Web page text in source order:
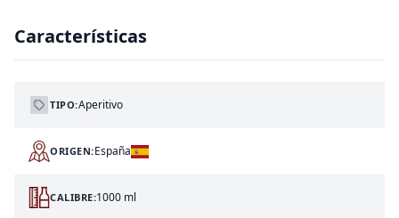
Características
TIPO:Aperitivo
ORIGEN:España
CALIBRE:1000 ml